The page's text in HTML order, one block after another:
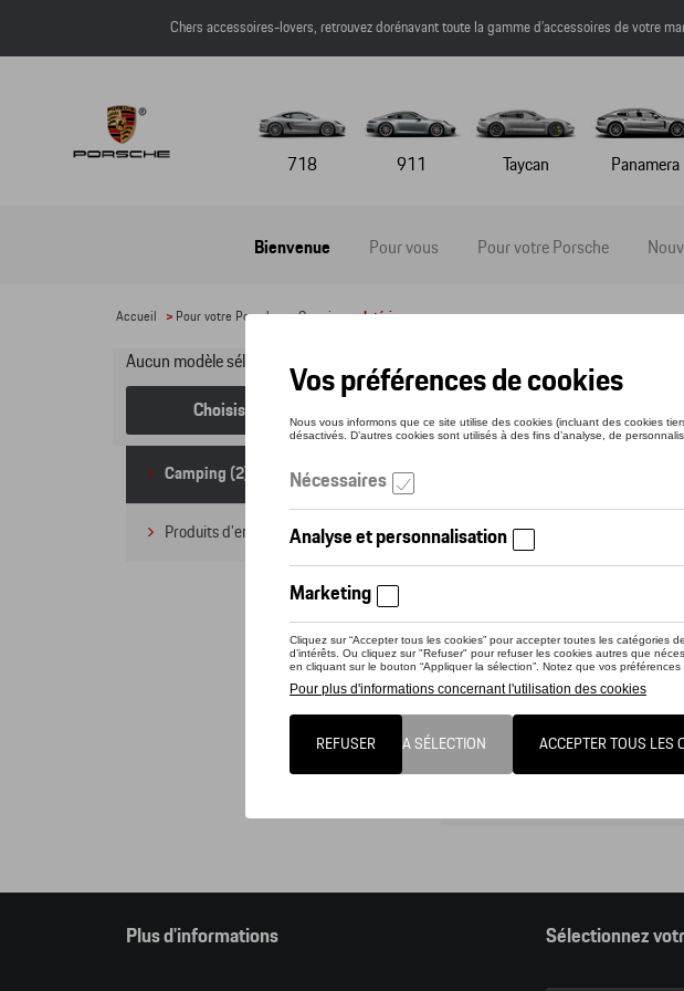
Chers accessoires-lovers, retrouvez dorénavant toute la gamme d’accessoires de votre
718 911 Taycan Panamera
Bienvenue Pour vous Pour votre Porsche
Accueil > Pour votre Porsche >Camping > Intérieur
Aucun modèle sélectionné (Tout afficher)
Choisissez un modèle
Camping (2)
Produits d'entretien(1)
Intérieur
Cet online shop vous présente
pouvez consulter notre Moteur
Attention, en cliquant sur le lien
commander des articles en ligne.
Catalogue Porsche
Plus d'informations Sélectionnez